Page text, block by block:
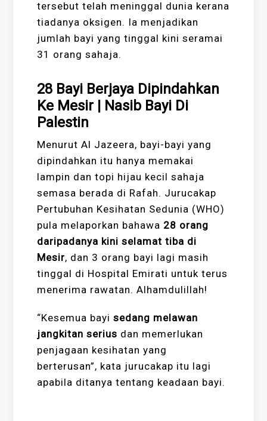
tersebut telah meninggal dunia kerana
tiadanya oksigen. Ia menjadikan
jumlah bayi yang tinggal kini seramai
31 orang sahaja.
28 Bayi Berjaya Dipindahkan
Ke Mesir | Nasib Bayi Di
Palestin
Menurut Al Jazeera, bayi-bayi yang
dipindahkan itu hanya memakai
lampin dan topi hijau kecil sahaja
semasa berada di Rafah. Jurucakap
Pertubuhan Kesihatan Sedunia (WHO)
pula melaporkan bahawa 28 orang
daripadanya kini selamat tiba di
Mesir, dan 3 orang bayi lagi masih
tinggal di Hospital Emirati untuk terus
menerima rawatan. Alhamdulillah!
“Kesemua bayisedang melawan
jangkitan serius dan memerlukan
penjagaan kesihatan yang
berterusan”, kata jurucakap itu lagi
apabila ditanya tentang keadaan bayi.